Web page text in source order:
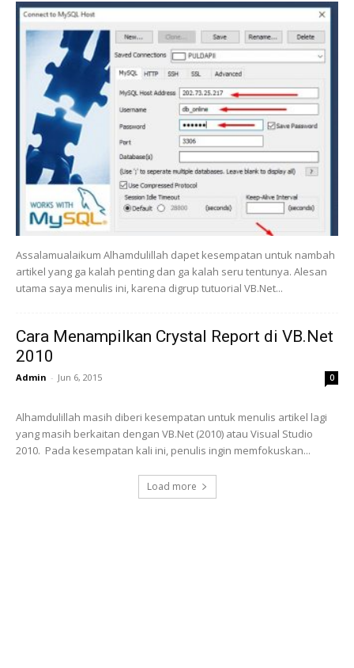
Assalamualaikum Alhamdulillah dapet kesempatan untuk nambah
artikel yang ga kalah penting dan ga kalah seru tentunya. Alesan
utama saya menulis ini, karena digrup tutuorial VB.Net...
Cara Menampilkan Crystal Report di VB.Net
2010
Admin - Jun 6, 2015 0
Alhamdulillah masih diberi kesempatan untuk menulis artikel lagi
yang masih berkaitan dengan VB.Net (2010) atau Visual Studio
2010. Pada kesempatan kali ini, penulis ingin memfokuskan...
Load more